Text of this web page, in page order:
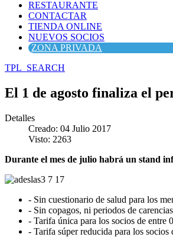
RESTAURANTE
CONTACTAR
TIENDA ONLINE
NUEVOS SOCIOS
ZONA PRIVADA
TPL_SEARCH
El 1 de agosto finaliza el
Detalles
Creado: 04 Julio 2017
Visto: 2263
Durante el mes de julio habrá un stand
- Sin cuestionario de salud para los
- Sin copagos, ni periodos de
- Tarifa única para los socios de entre
- Tarifa súper reducida para los socios